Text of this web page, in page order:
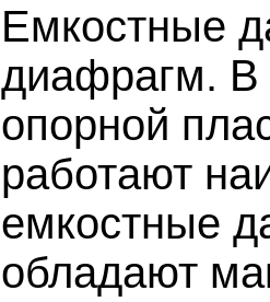
Емкостные
диафрагм. В
опорной
работают
емкостные
обладают